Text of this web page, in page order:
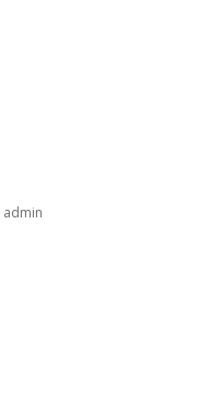
admin